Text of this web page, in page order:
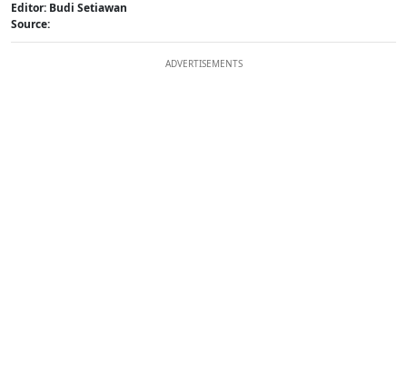
Editor: Budi Setiawan
Source:
ADVERTISEMENTS